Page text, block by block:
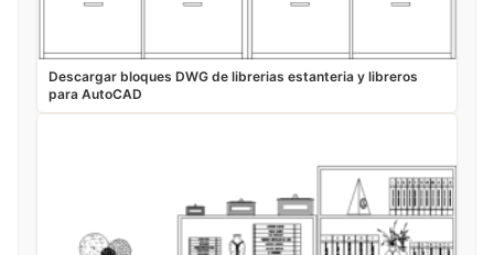
Descargar bloques DWG de librerias estanteria y libreros
para AutoCAD